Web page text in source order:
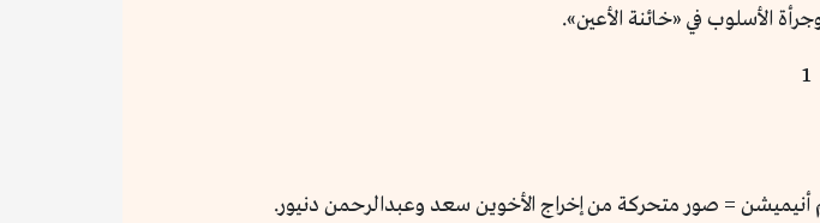
الأسلوب في «خائنة الأعين».
1
أنيميشن = صور متحركة من إخراج الأخوين سعد وعبدالرحمن دنيور.